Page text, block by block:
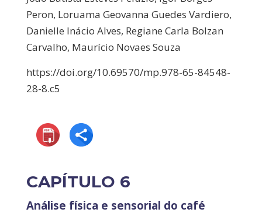
Peron, Loruama Geovanna Guedes Vardiero,
Danielle Inácio Alves, Regiane Carla Bolzan
Carvalho, Maurício Novaes Souza
https://doi.org/10.69570/mp.978-65-84548-
28-8.c5
CAPÍTULO 6
Análise física e sensorial do café